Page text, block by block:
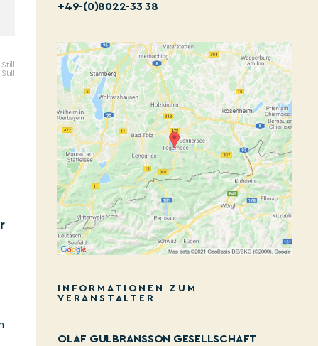
+49-(0)8022-33 38
INFORMATIONEN ZUM
VERANSTALTER
OLAF GULBRANSSON GESELLSCHAFT